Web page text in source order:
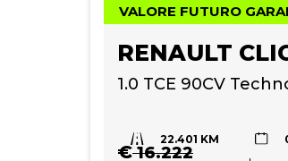
VALORE FUTURO
RENAULT
1.0 TCE 90CV
22.401 KM
€16.222